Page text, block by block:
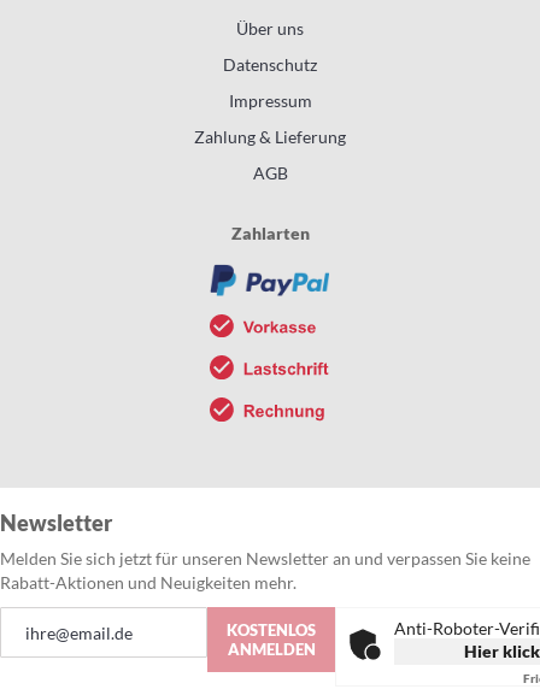
Über uns
Datenschutz
Impressum
Zahlung & Lieferung
AGB
Zahlarten
Newsletter
Melden Sie sich jetzt für unseren Newsletter an und verpassen Sie keine
Rabatt-Aktionen und Neuigkeiten mehr.
zum
KOSTENLOS
ANMELDEN
Anti-Roboter-
Hier